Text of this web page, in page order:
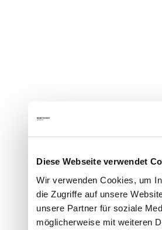
Diese Webseite verwendet
Wir verwenden Cookies, um
die Zugriffe auf unsere
unsere Partner für soziale
möglicherweise mit weiteren